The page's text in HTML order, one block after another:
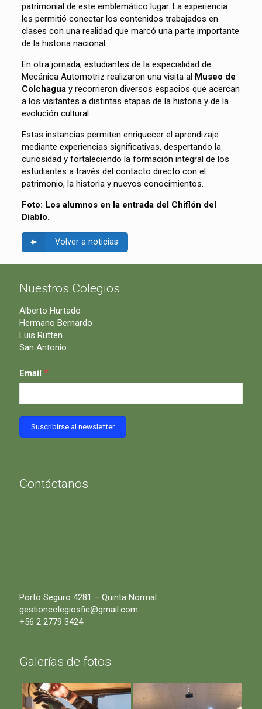
patrimonial de este emblemático lugar. La experiencia
les permitió conectar los contenidos trabajados en
clases con una realidad que marcó una parte importante
de la historia nacional.
En otra jornada, estudiantes de la especialidad de
Mecánica Automotriz realizaron una visita al Museo de
Colchagua y recorrieron diversos espacios que acercan
a los visitantes a distintas etapas de la historia y de la
evolución cultural.
Estas instancias permiten enriquecer el aprendizaje
mediante experiencias significativas, despertando la
curiosidad y fortaleciendo la formación integral de los
estudiantes a través del contacto directo con el
patrimonio, la historia y nuevos conocimientos.
Foto: Los alumnos en la entrada del Chiflón del
Diablo.
Volver a noticias
Nuestros Colegios
Alberto Hurtado
Hermano Bernardo
Luis Rutten
San Antonio
Email *
Contáctanos
Porto Seguro 4281 – Quinta Normal
gestioncolegiosfic@gmail.com
+56 2 2779 3424
Galerías de fotos